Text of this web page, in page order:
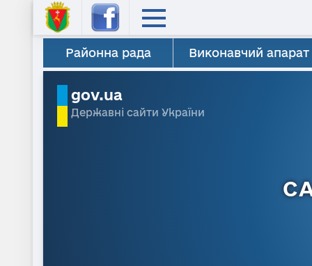
Районна рада Виконавчий апарат
gov.ua
Державні сайти України